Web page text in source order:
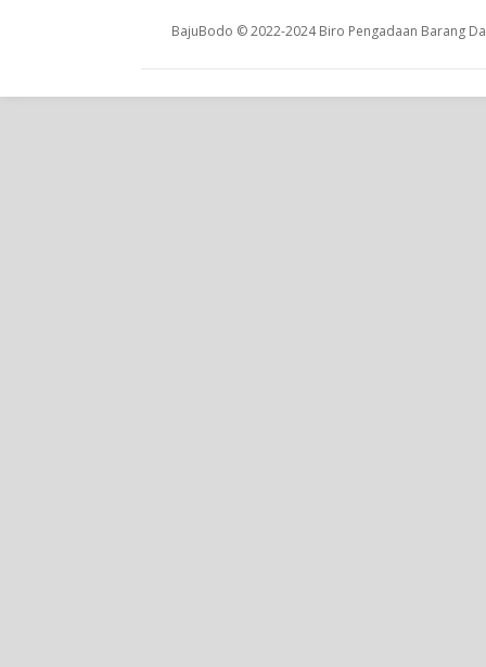
BajuBodo © 2022-2024 Biro Pengadaan Barang